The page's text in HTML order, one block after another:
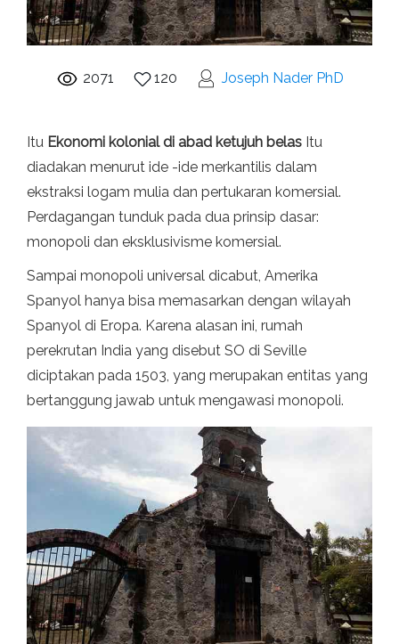
2071 120 Joseph Nader PhD
Itu Ekonomi kolonial di abad ketujuh belas Itu
diadakan menurut ide -ide merkantilis dalam
ekstraksi logam mulia dan pertukaran komersial.
Perdagangan tunduk pada dua prinsip dasar:
monopoli dan eksklusivisme komersial.
Sampai monopoli universal dicabut, Amerika
Spanyol hanya bisa memasarkan dengan wilayah
Spanyol di Eropa. Karena alasan ini, rumah
perekrutan India yang disebut SO di Seville
diciptakan pada 1503, yang merupakan entitas yang
bertanggung jawab untuk mengawasi monopoli.